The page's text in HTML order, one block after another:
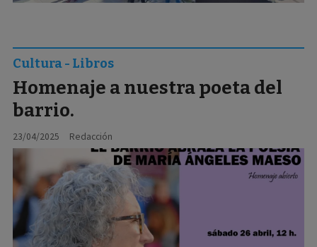
Homenaje a nuestra poeta del
barrio.
Redacción
Cultura - Libros
23/04/2025